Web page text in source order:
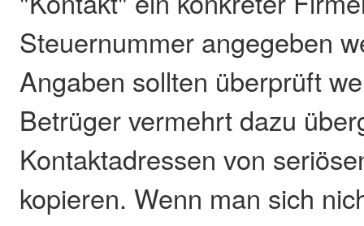
Steuernummer angegeben
Angaben sollten überprüft
Betrüger vermehrt dazu
Kontaktadressen von
kopieren. Wenn man sich